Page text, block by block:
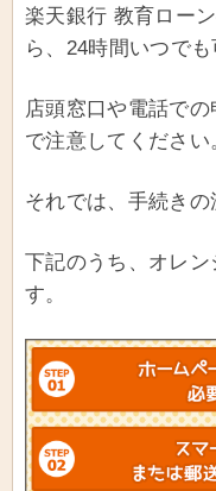
楽天銀行 教育ロー
ら、24時間いつでも
店頭窓口や電話で
で注意してください
それでは、手続きの
下記のうち、オレ
す。